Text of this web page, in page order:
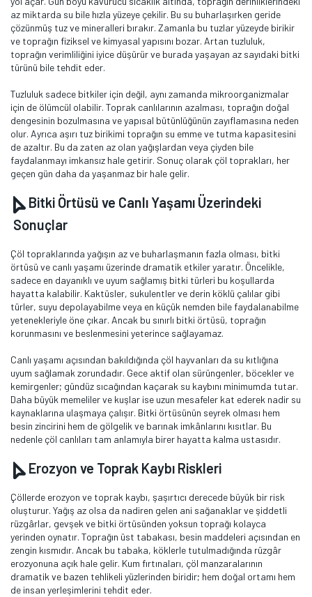
az miktarda su bile hızla yüzeye çekilir. Bu su buharlaşırken geride
çözünmüş tuz ve mineralleri bırakır. Zamanla bu tuzlar yüzeyde birikir
ve toprağın fiziksel ve kimyasal yapısını bozar. Artan tuzluluk,
toprağın verimliliğini iyice düşürür ve burada yaşayan az sayıdaki bitki
türünü bile tehdit eder.
Tuzluluk sadece bitkiler için değil, aynı zamanda mikroorganizmalar
için de ölümcül olabilir. Toprak canlılarının azalması, toprağın doğal
dengesinin bozulmasına ve yapısal bütünlüğünün zayıflamasına neden
olur. Ayrıca aşırı tuz birikimi toprağın su emme ve tutma kapasitesini
de azaltır. Bu da zaten az olan yağışlardan veya çiyden bile
faydalanmayı imkansız hale getirir. Sonuç olarak çöl toprakları, her
geçen gün daha da yaşanmaz bir hale gelir.
Bitki Örtüsü ve Canlı Yaşamı Üzerindeki
Sonuçlar
Çöl topraklarında yağışın az ve buharlaşmanın fazla olması, bitki
örtüsü ve canlı yaşamı üzerinde dramatik etkiler yaratır. Öncelikle,
sadece en dayanıklı ve uyum sağlamış bitki türleri bu koşullarda
hayatta kalabilir. Kaktüsler, sukulentler ve derin köklü çalılar gibi
türler, suyu depolayabilme veya en küçük nemden bile faydalanabilme
yetenekleriyle öne çıkar. Ancak bu sınırlı bitki örtüsü, toprağın
korunmasını ve beslenmesini yeterince sağlayamaz.
Canlı yaşamı açısından bakıldığında çöl hayvanları da su kıtlığına
uyum sağlamak zorundadır. Gece aktif olan sürüngenler, böcekler ve
kemirgenler; gündüz sıcağından kaçarak su kaybını minimumda tutar.
Daha büyük memeliler ve kuşlar ise uzun mesafeler kat ederek nadir su
kaynaklarına ulaşmaya çalışır. Bitki örtüsünün seyrek olması hem
besin zincirini hem de gölgelik ve barınak imkânlarını kısıtlar. Bu
nedenle çöl canlıları tam anlamıyla birer hayatta kalma ustasıdır.
Erozyon ve Toprak Kaybı Riskleri
Çöllerde erozyon ve toprak kaybı, şaşırtıcı derecede büyük bir risk
oluşturur. Yağış az olsa da nadiren gelen ani sağanaklar ve şiddetli
rüzgârlar, gevşek ve bitki örtüsünden yoksun toprağı kolayca
yerinden oynatır. Toprağın üst tabakası, besin maddeleri açısından en
zengin kısmıdır. Ancak bu tabaka, köklerle tutulmadığında rüzgâr
erozyonuna açık hale gelir. Kum fırtınaları, çöl manzaralarının
dramatik ve bazen tehlikeli yüzlerinden biridir; hem doğal ortamı hem
de insan yerleşimlerini tehdit eder.